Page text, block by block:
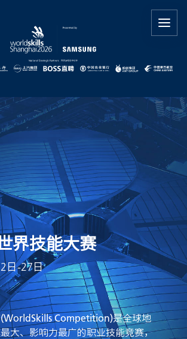
界技能大赛
日-27日
Competition)是全球地
大、影响力最广的职业技能竞赛，